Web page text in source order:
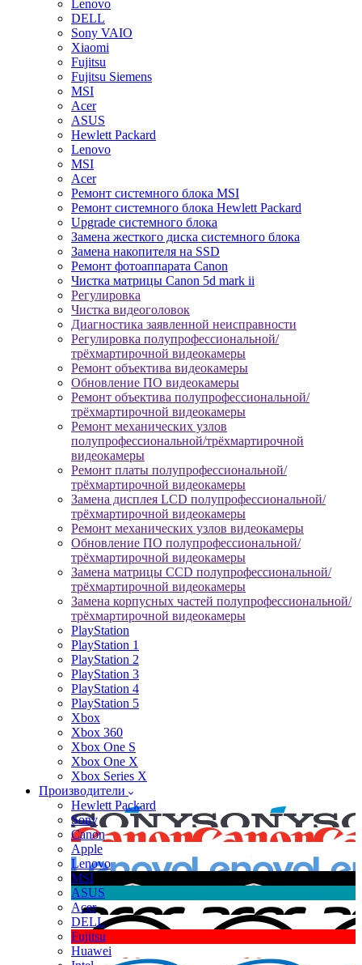
Lenovo
DELL
Sony VAIO
Xiaomi
Fujitsu
Fujitsu Siemens
MSI
Acer
ASUS
Hewlett Packard
Lenovo
MSI
Acer
Ремонт системного блока MSI
Ремонт системного блока Hewlett Packard
Upgrade системного блока
Замена жесткого диска системного блока
Замена накопителя на SSD
Ремонт фотоаппарата Canon
Чистка матрицы Canon 5d mark ii
Регулировка
Чистка видеоголовок
Диагностика заявленной неисправности
Регулировка полупрофессиональной/
трёхмартирочной видеокамеры
Ремонт объектива видеокамеры
Обновление ПО видеокамеры
Ремонт объектива полупрофессиональной/
трёхмартирочной видеокамеры
Ремонт механических узлов
полупрофессиональной/трёхмартирочной
видеокамеры
Ремонт платы полупрофессиональной/
трёхмартирочной видеокамеры
Замена дисплея LCD полупрофессиональной/
трёхмартирочной видеокамеры
Ремонт механических узлов видеокамеры
Обновление ПО полупрофессиональной/
трёхмартирочной видеокамеры
Замена матрицы CCD полупрофессиональной/
трёхмартирочной видеокамеры
Замена корпусных частей полупрофессиональной/
трёхмартирочной видеокамеры
PlayStation
PlayStation 1
PlayStation 2
PlayStation 3
PlayStation 4
PlayStation 5
Xbox
Xbox 360
Xbox One S
Xbox One X
Xbox Series X
Производители
Hewlett Packard
Sony
Canon
Apple
Lenovo
MSI
ASUS
Acer
DELL
Fujitsu
Huawei